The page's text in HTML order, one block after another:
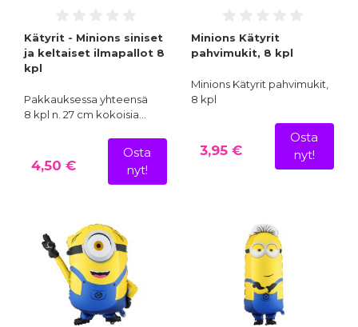
Kätyrit - Minions siniset
ja keltaiset ilmapallot 8
kpl
Pakkauksessa yhteensä
8 kpl n. 27 cm kokoisia…
4,50 €
Osta
nyt!
Minions Kätyrit
pahvimukit, 8 kpl
Minions Kätyrit pahvimukit,
8 kpl
3,95 €
Osta
nyt!